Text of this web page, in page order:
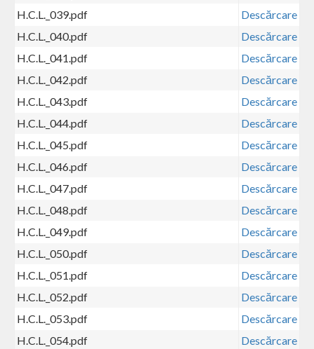
H.C.L._039.pdf
Descărcare
H.C.L._040.pdf
Descărcare
H.C.L._041.pdf
Descărcare
H.C.L._042.pdf
Descărcare
H.C.L._043.pdf
Descărcare
H.C.L._044.pdf
Descărcare
H.C.L._045.pdf
Descărcare
H.C.L._046.pdf
Descărcare
H.C.L._047.pdf
Descărcare
H.C.L._048.pdf
Descărcare
H.C.L._049.pdf
Descărcare
H.C.L._050.pdf
Descărcare
H.C.L._051.pdf
Descărcare
H.C.L._052.pdf
Descărcare
H.C.L._053.pdf
Descărcare
H.C.L._054.pdf
Descărcare